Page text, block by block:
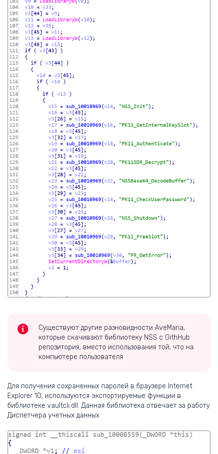
Существуют другие разновидности AveMaria,
которые скачивают библиотеку NSS с GithHub
репозитория, вместо использования той, что на
компьютере пользователя
Для получения сохраненных паролей в браузере Internet
Explorer 10, используются экспортируемые функции в
библиотеке vaultcli.dll. Данная библиотека отвечает за работу
Диспетчера учетных данных